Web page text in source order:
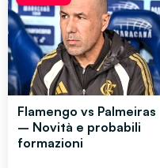
Flamengo vs Palmeiras
– Novità e probabili
formazioni